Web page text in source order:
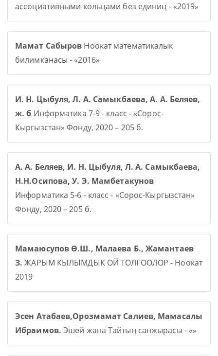
ассоциативными кольцами без единиц - «2019»
Мамат Сабыров Ноокат математикалык
билимканасы - «2016»
И. Н. Цыбуля, Л. А. Самыкбаева, А. А. Беляев,
ж. б Информатика 7-9 - класс - «Сорос-
Кыргызстан» Фонду, 2020 – 205 б.
А. А. Беляев, И. Н. Цыбуля, Л. А. Самыкбаева,
Н.Н.Осипова, У. Э. Мамбетакунов
Информатика 5-6 - класс - «Сорос-Кыргызстан»
Фонду, 2020 – 205 б.
Мамаюсупов Ө.Ш., Малаева Б., Жамантаев
З. ЖАРЫМ КЫЛЫМДЫК ОЙ ТОЛГООЛОР - Ноокат
2019
Эсен Атабаев,Орозмамат Салиев, Мамасалы
Ибраимов. Эшей жана Тайтың санжырасы - «»